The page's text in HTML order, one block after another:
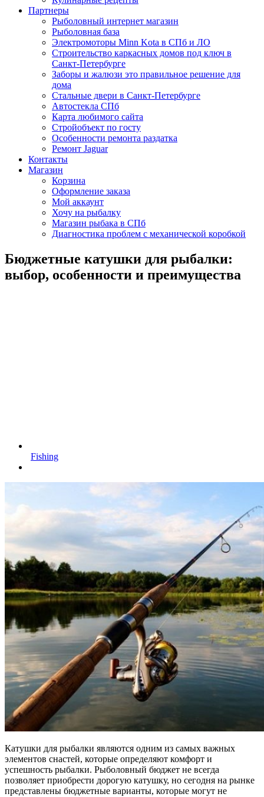
Партнеры
Рыболовный интернет магазин
Рыболовная база
Электромоторы Minn Kota в СПб и ЛО
Строительство каркасных домов под ключ в
Санкт-Петербурге
Заборы и жалюзи это правильное решение для
дома
Стальные двери в Санкт-Петербурге
Автостекла СПб
Карта любимого сайта
Стройобъект по госту
Особенности ремонта раздатка
Ремонт Jaguar
Контакты
Магазин
Корзина
Оформление заказа
Мой аккаунт
Хочу на рыбалку
Магазин рыбака в СПб
Диагностика проблем с механической коробкой
Бюджетные катушки для рыбалки:
выбор, особенности и преимущества
Fishing
Катушки для рыбалки являются одним из самых важных
элементов снастей, которые определяют комфорт и
успешность рыбалки. Рыболовный бюджет не всегда
позволяет приобрести дорогую катушку, но сегодня на рынке
представлены бюджетные варианты, которые могут не